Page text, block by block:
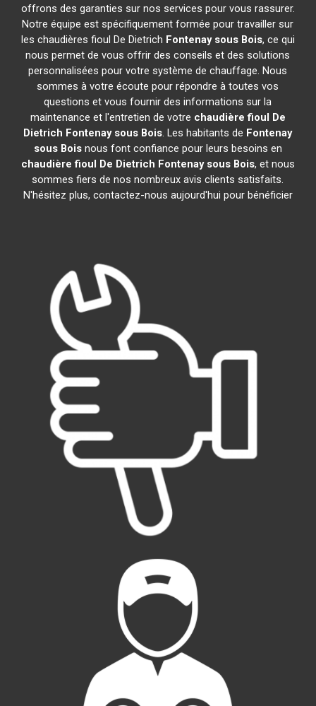
offrons des garanties sur nos services pour vous rassurer.
Notre équipe est spécifiquement formée pour travailler sur
les chaudières fioul De Dietrich Fontenay sous Bois, ce qui
nous permet de vous offrir des conseils et des solutions
personnalisées pour votre système de chauffage. Nous
sommes à votre écoute pour répondre à toutes vos
questions et vous fournir des informations sur la
maintenance et l'entretien de votre chaudière fioul De
Dietrich Fontenay sous Bois. Les habitants de Fontenay
sous Boisnous font confiance pour leurs besoins en
chaudière fioul De Dietrich Fontenay sous Bois, et nous
sommes fiers de nos nombreux avis clients satisfaits.
N'hésitez plus, contactez-nous aujourd'hui pour bénéficier